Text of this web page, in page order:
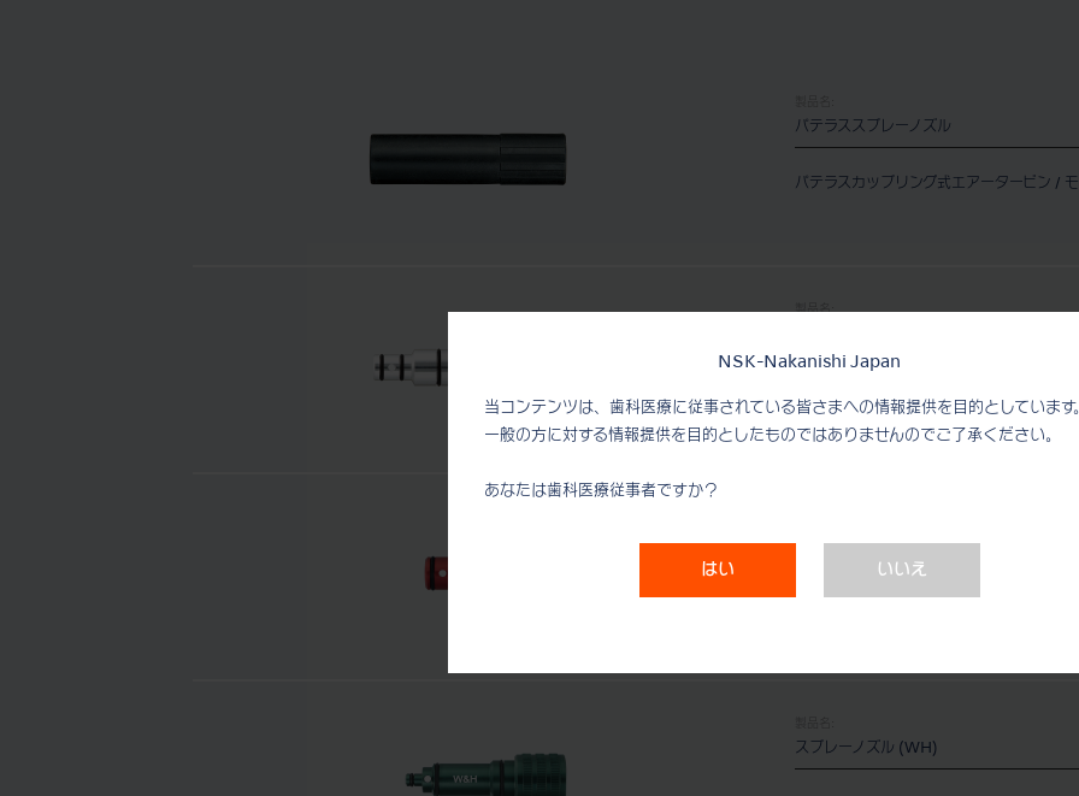
NSK-Nakanishi Japan
当コンテンツは、歯科医療に従事されている皆さまへの情報提供を目的としています
一般の方に対する情報提供を目的としたものではありませんのでご了承ください。
あなたは歯科医療従事者ですか？
はい いいえ
パテラススプレーノズル
パテラスカップリング式エアータービン /
スプレーノズル (SR)
Sirona® Quick coupling用
スプレーノズル (WH)